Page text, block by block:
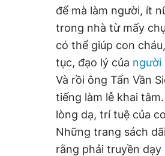
để mà làm người, ít
trong nhà từ mấy
có thể giúp con
tục, đạo lý của người
Và rồi ông Tẩn Vần
tiếng làm lễ khai
lòng dạ, trí tuệ của
Những trang sách
rằng phải truyền